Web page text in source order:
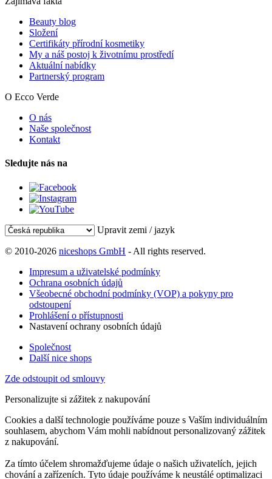
Beauty blog
Složení
Certifikáty přírodní kosmetiky
My a náš postoj k životnímu prostředí
Aktuální nabídky
Partnerský program
O Ecco Verde
O nás
Naše společnost
Kontakt
Sledujte nás na
Upravit zemi / jazyk
© 2010-2026 niceshops GmbH - All rights reserved.
Impresum a uživatelské podmínky
Ochrana osobních údajů
Všeobecné obchodní podmínky (VOP) a pokyny pro
odstoupení
Prohlášení o přístupnosti
Nastavení ochrany osobních údajů
Společnost
Další nice shops
Zde odstoupit od smlouvy
Personalizujte si zážitek z nakupování
Cookies a další technologie používáme pouze s Vaším individuálním
souhlasem, abychom Vám mohli nabídnout personalizovaný zážitek
z nakupování.
Za tímto účelem shromažďujeme údaje o našich uživatelích, jejich
chování a zařízeních. Tyto údaje používáme k neustálé optimalizaci